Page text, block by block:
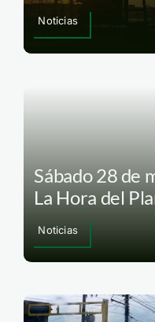
Noticias
Sábado 28 de
La Hora del
Noticias